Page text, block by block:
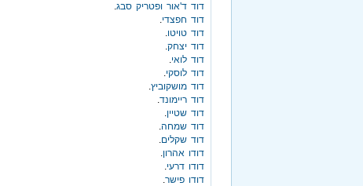
דוד ד'אור ופטריק סבג.
דוד חפצדי.
דוד טויטו.
דוד יצחק.
דוד לואי.
דוד לוסקי.
דוד מושקוביץ.
דוד ריימונד.
דוד שטיין.
דוד שמחה.
דוד שקלים.
דודו אהרון.
דודו דרעי.
דודו פישר.